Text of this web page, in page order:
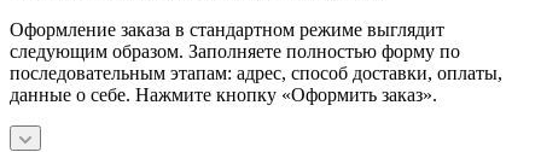
Оформление заказа в стандартном режиме выглядит
следующим образом. Заполняете полностью форму по
последовательным этапам: адрес, способ доставки, оплаты,
данные о себе. Нажмите кнопку «Оформить заказ».